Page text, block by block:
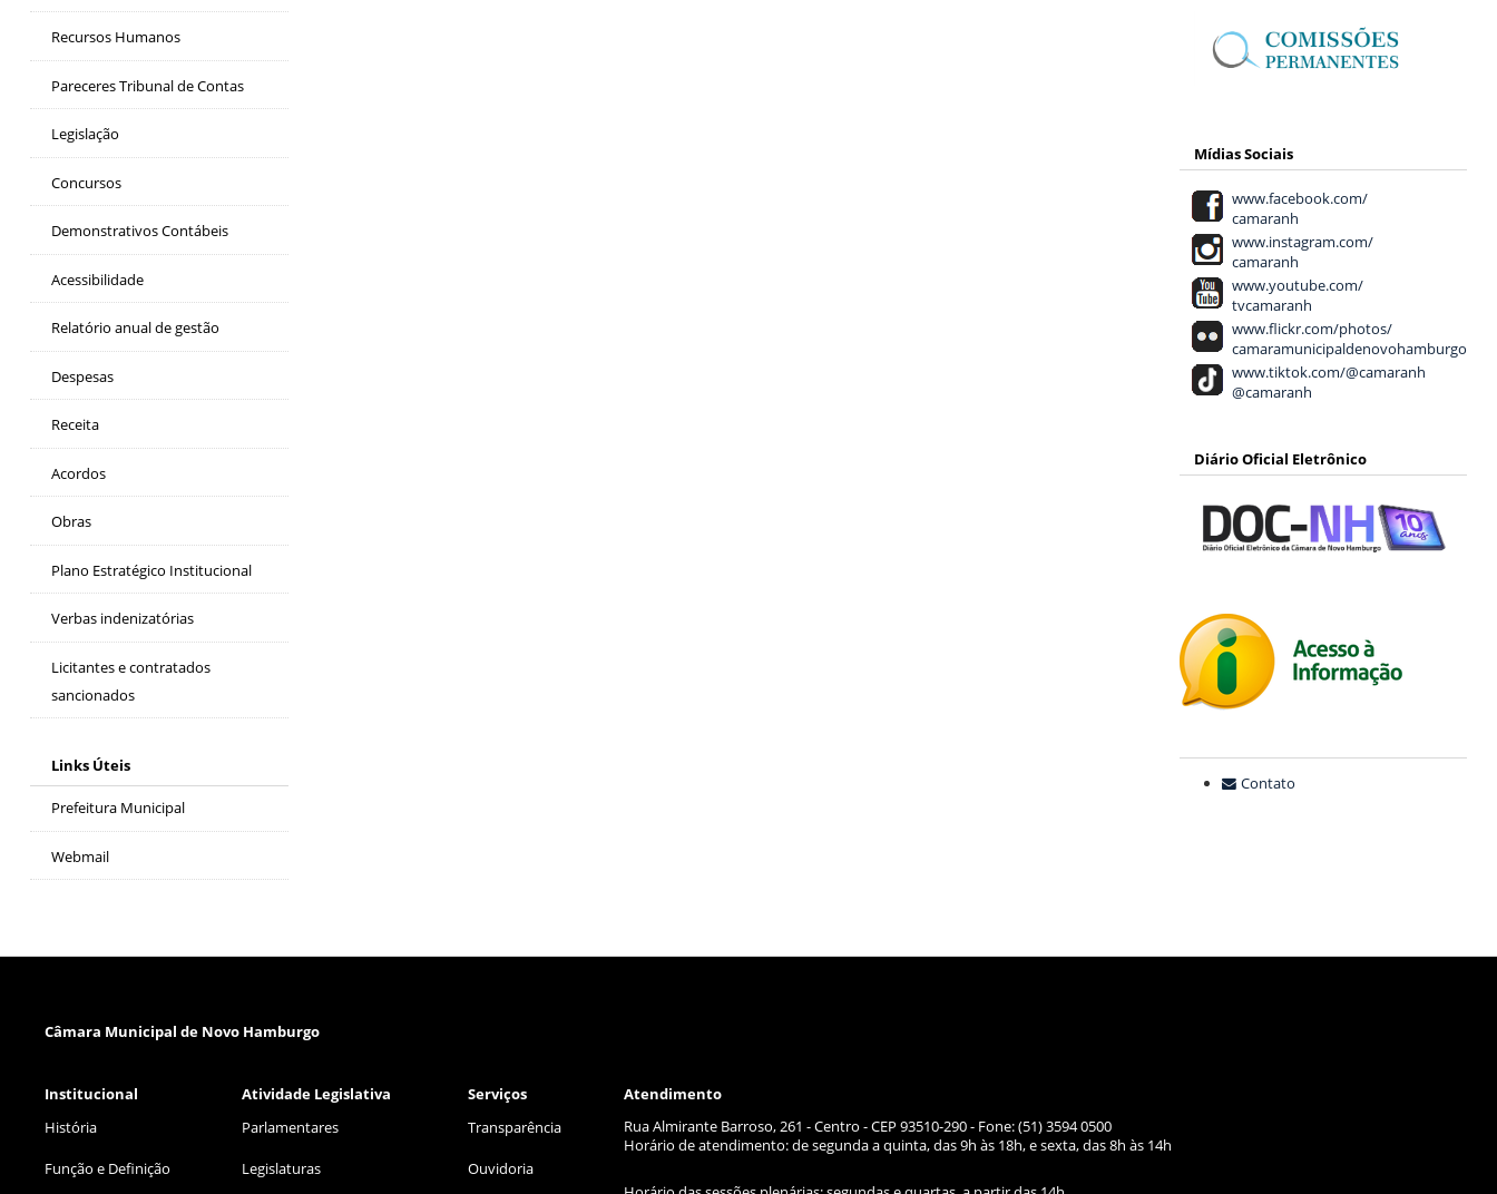
Recursos Humanos
Pareceres Tribunal de Contas
Legislação
Concursos
Demonstrativos Contábeis
Acessibilidade
Relatório anual de gestão
Despesas
Receita
Acordos
Obras
Plano Estratégico Institucional
Verbas indenizatórias
Licitantes e contratados
sancionados
Links Úteis
Prefeitura Municipal
Webmail
Mídias Sociais
www.facebook.com/
camaranh
www.instagram.com/
camaranh
www.youtube.com/
tvcamaranh
www.flickr.com/photos/
camaramunicipaldenovohamburgo
www.tiktok.com/@camaranh
@camaranh
Diário Oficial Eletrônico
Contato
Câmara Municipal de Novo Hamburgo
Institucional Atividade Legislativa Serviços
Atendimento
História
Função e Definição
Parlamentares
Legislaturas
Transparência
Ouvidoria
Rua Almirante Barroso, 261 - Centro - CEP 93510-290 - Fone: (51) 3594 0500
Horário de atendimento: de segunda a quinta, das 9h às 18h, e sexta, das8h às 14h